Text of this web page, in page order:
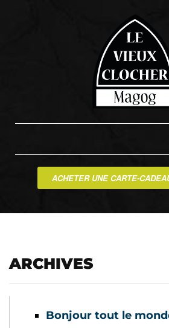
ACHETER UNE CARTE-
ARCHIVES
Bonjour tout le